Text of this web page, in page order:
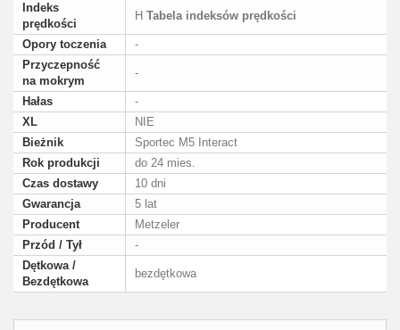
Indeks
prędkości
H Tabela indeksów prędkości
Opory toczenia
-
Przyczepność
na mokrym
-
Hałas
-
XL
NIE
Bieżnik
Sportec M5 Interact
Rok produkcji
do 24 mies.
Czas dostawy
10 dni
Gwarancja
5 lat
Producent
Metzeler
Przód / Tył
-
Dętkowa /
Bezdętkowa
bezdętkowa